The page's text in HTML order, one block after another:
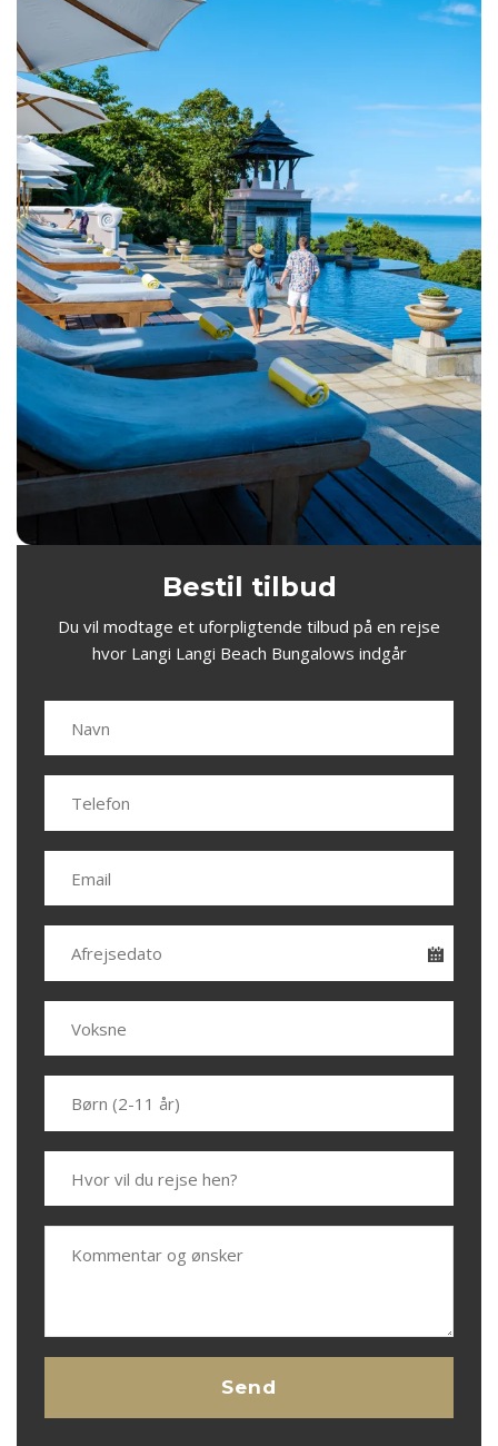
Bestil tilbud
Du vil modtage et uforpligtende tilbud på en rejse
hvor Langi Langi Beach Bungalows indgår